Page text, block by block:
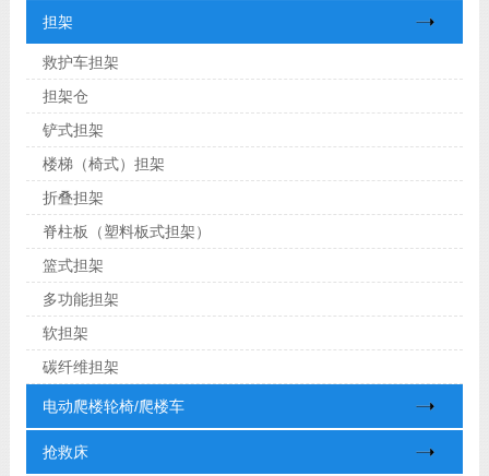
担架
救护车担架
担架仓
铲式担架
楼梯（椅式）担架
折叠担架
脊柱板（塑料板式担架）
篮式担架
多功能担架
软担架
碳纤维担架
电动爬楼轮椅/爬楼车
抢救床